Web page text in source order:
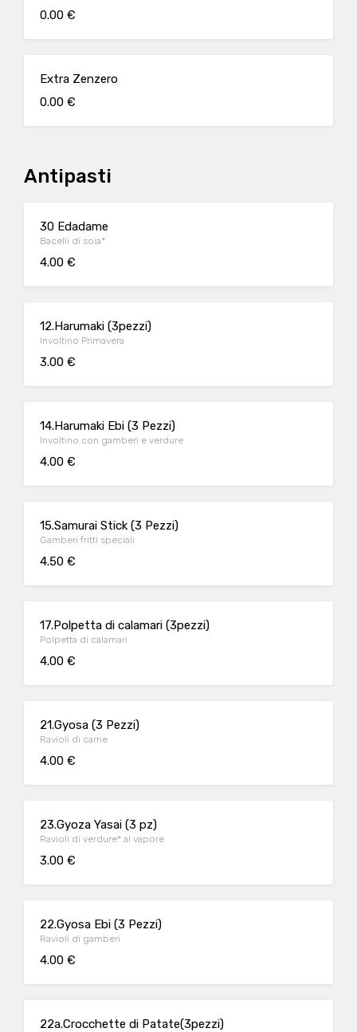
0.00 €
Extra Zenzero
0.00 €
Antipasti
30 Edadame
Bacelli di soia*
4.00 €
12.Harumaki (3pezzi)
Involtino Primavera
3.00 €
14.Harumaki Ebi (3 Pezzi)
Involtino con gamberi e verdure
4.00 €
15.Samurai Stick (3 Pezzi)
Gamberi fritti speciali
4.50 €
17.Polpetta di calamari (3pezzi)
Polpetta di calamari
4.00 €
21.Gyosa (3 Pezzi)
Ravioli di carne
4.00 €
23.Gyoza Yasai (3 pz)
Ravioli di verdure* al vapore
3.00 €
22.Gyosa Ebi (3 Pezzi)
Ravioli di gamberi
4.00 €
22a.Crocchette di Patate(3pezzi)